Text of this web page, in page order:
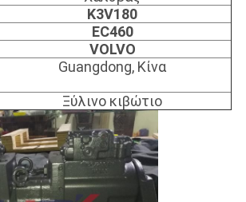
K3V180
EC460
VOLVO
Guangdong, Κίνα
Ξύλινο κιβώτιο